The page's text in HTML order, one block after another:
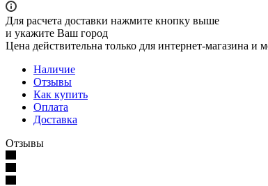
Для расчета доставки нажмите кнопку выше
и укажите Ваш город
Цена действительна только для интернет-магазина и
Наличие
Отзывы
Как купить
Оплата
Доставка
Отзывы